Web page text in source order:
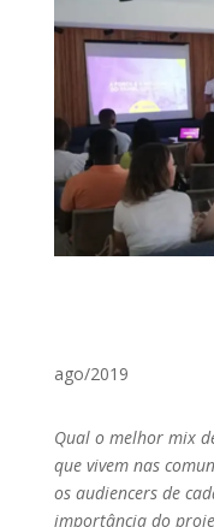
ago/2019
Qual o melhor mix
que vivem nas
os audiencers de
importância do